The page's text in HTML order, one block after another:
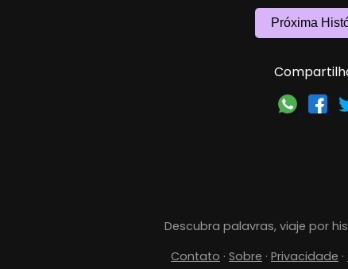
Próxima
Descubra palavras, viaje por
Contato · Sobre · Privacidade ·